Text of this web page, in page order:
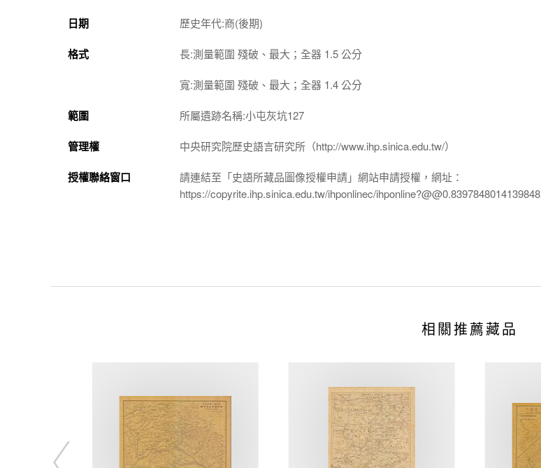
日期 歷史年代:商(後期)
格式 長:測量範圍 殘破、最大；全器 1.5 公分
寬:測量範圍 殘破、最大；全器 1.4 公分
範圍 所屬遺跡名稱:小屯灰坑127
管理權 中央研究院歷史語言研究所（http://www.ihp.sinica.edu.tw/）
授權聯絡窗口
請連結至「史語所藏品圖像授權申請」網站申請授權，網址：
https://copyrite.ihp.sinica.edu.tw/ihponlinec/ihponline?@@0.8397848014139848
相關推薦藏品